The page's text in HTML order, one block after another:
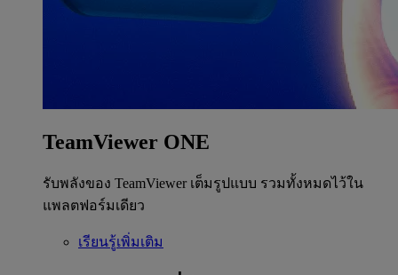
TeamViewer ONE
รับพลังของ TeamViewer เต็มรูปแบบ รวมทั้งหมดไว้ใน
แพลตฟอร์มเดียว
เรียนรู้เพิ่มเติม